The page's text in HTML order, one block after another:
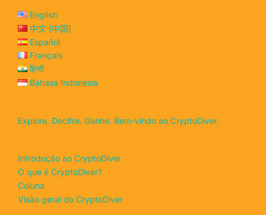
English
中文 (中国)
Español
Français
हिन्दी
Bahasa Indonesia
Explore. Decifre. Ganhe. Bem-vindo ao CryptoDiver.
Introdução ao CryptoDiver
O que é CryptoDiver?
Coluna
Visão geral do CryptoDiver